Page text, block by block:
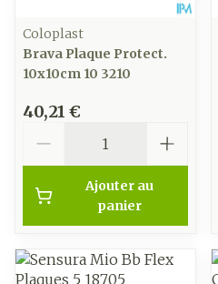
Coloplast
Brava Plaque Protect.
10x10cm 10 3210
40,21 €
Ajouter au
panier